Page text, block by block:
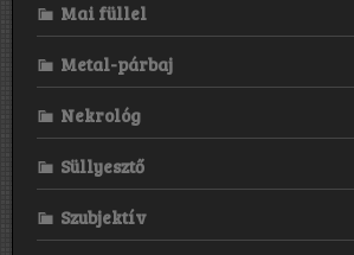
Mai füllel
Metal-párbaj
Nekrológ
Süllyesztő
Szubjektív